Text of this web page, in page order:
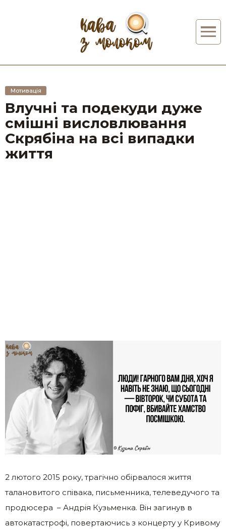
Мотивація
Влучні та подекуди дуже
смішні висловлювання
Скрябіна на всі випадки
життя
2 лютого 2015 року, трагічно обірвалося життя
талановитого співака, письменника, телеведучого та
продюсера – Андрія Кузьменка. Він загинув в
автокатастрофі, повертаючись з концерту у Кривому